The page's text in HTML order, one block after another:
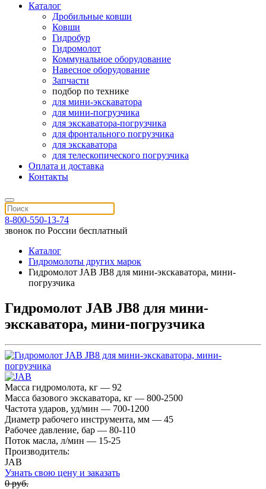
Каталог
Дробильные ковши
Ковши
Гидробур
Гидромолот
Коммунальное оборудование
Навесное оборудование
Запчасти
подбор по технике
для мини-экскаватора
для мини-погрузчика
для экскаватора-погрузчика
для фронтального погрузчика
для экскаватора
для телескопического погрузчика
Оплата и доставка
Контакты
8-800-550-13-74
звонок по России бесплатный
Каталог
Гидромолоты других марок
Гидромолот JAB JB8 для мини-экскаватора, мини-
погрузчика
Гидромолот JAB JB8 для мини-
экскаватора, мини-погрузчика
Масса гидромолота, кг — 92
Масса базового экскаватора, кг — 800-2500
Частота ударов, уд/мин — 700-1200
Диаметр рабочего инструмента, мм — 45
Рабочее давление, бар — 80-110
Поток масла, л/мин — 15-25
Производитель:
JAB
Узнать свою цену и заказать
0 руб.